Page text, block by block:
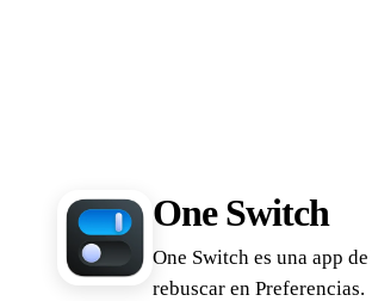
One Switch
One Switch es una app
rebuscar en Preferencias.